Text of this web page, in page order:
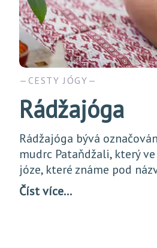
CESTY JÓGY
Rádžajóga
Rádžajóga bývá
mudrc Pataňdžali, který
józe, které známe pod
Číst více…